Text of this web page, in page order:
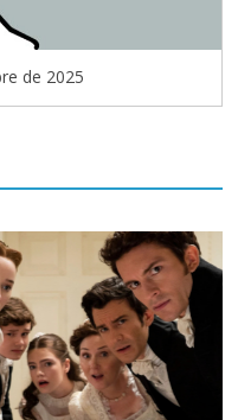
de 2025